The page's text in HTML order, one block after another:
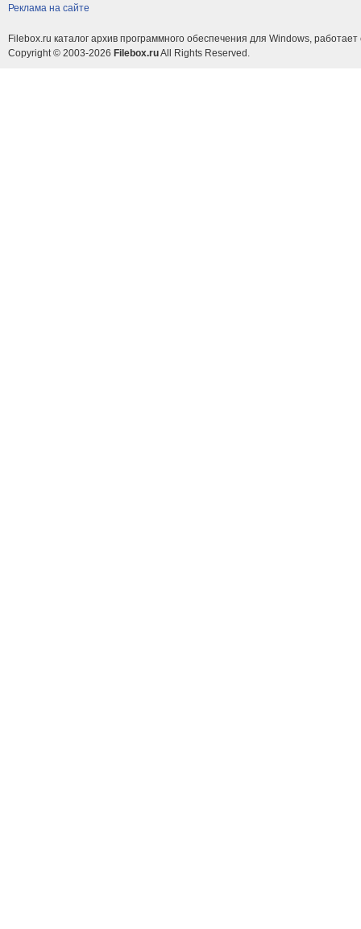
Реклама на сайте
Filebox.ru каталог архив программного обеспечения для Windows, работает
Copyright © 2003-2026 Filebox.ruAll Rights Reserved.